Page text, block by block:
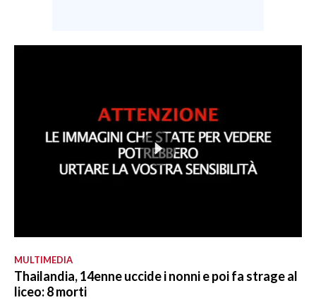
MULTIMEDIA
Thailandia, 14enne uccide i nonni e poi fa strage al
liceo: 8 morti